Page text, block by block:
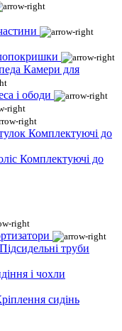
Камери для
і ободи
Комплектуючі до
Комплектуючі до
Підсидельні труби
і чохли
сидінь